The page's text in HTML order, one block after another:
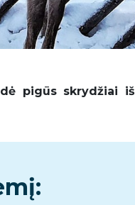
pigūs skrydžiai